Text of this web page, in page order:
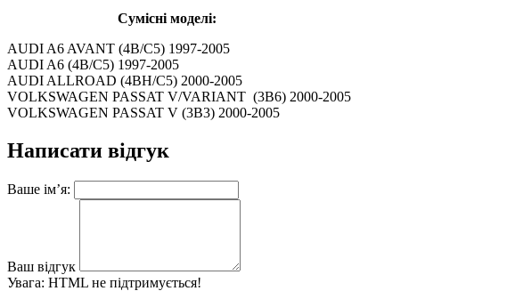
Сумісні моделі:
AUDI A6 AVANT (4B/C5) 1997-2005
AUDI A6 (4B/C5) 1997-2005
AUDI ALLROAD (4BH/C5) 2000-2005
VOLKSWAGEN PASSAT V/VARIANT (3B6) 2000-2005
VOLKSWAGEN PASSAT V (3B3) 2000-2005
Написати відгук
Ваше ім’я:
Ваш відгук
Увага: HTML не підтримується!